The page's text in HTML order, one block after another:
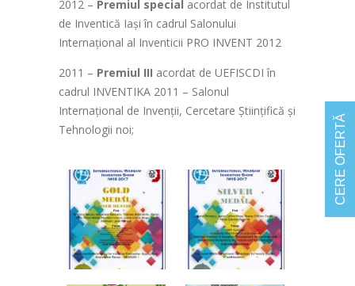
2012 – Premiul special acordat de Institutul
de Inventică Iaşi în cadrul Salonului
Internaţional al Inventicii PRO INVENT 2012
2011 – Premiul III acordat de UEFISCDI în
cadrul INVENTIKA 2011 – Salonul
Internaţional de Invenţii, Cercetare Ştiinţifică şi
Tehnologii noi;
CERE OFERTĂ